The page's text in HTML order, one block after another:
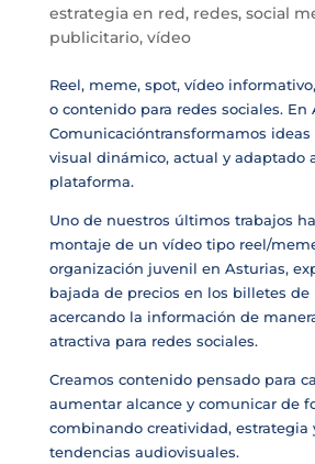
estrategia en red, redes, social
publicitario, vídeo
Reel, meme, spot, vídeo
o contenido para redes sociales. En
Comunicacióntransformamos
visual dinámico, actual y adaptado
plataforma.
Uno de nuestros últimos trabajos
montaje de un vídeo tipo reel/
organización juvenil en Asturias,
bajada de precios en los billetes de
acercando la información de
atractiva para redes sociales.
Creamos contenido pensado para
aumentar alcance y comunicar de
combinando creatividad, estrategia
tendencias audiovisuales.